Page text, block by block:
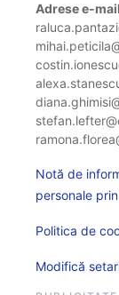
Adrese e-mail
Notă de
personale
Politica de
Modifică